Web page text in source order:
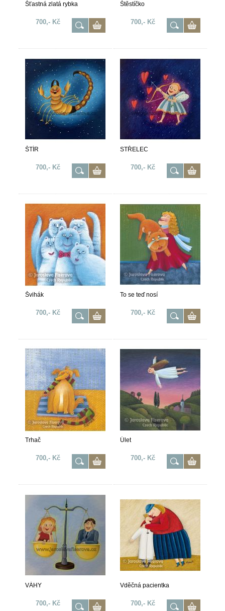
Šťastná zlatá rybka
700,- Kč
Štěstíčko
700,- Kč
ŠTÍR
700,- Kč
STŘELEC
700,- Kč
Švihák
700,- Kč
To se teď nosí
700,- Kč
Trhač
700,- Kč
Úlet
700,- Kč
VÁHY
700,- Kč
Vděčná pacientka
700,- Kč